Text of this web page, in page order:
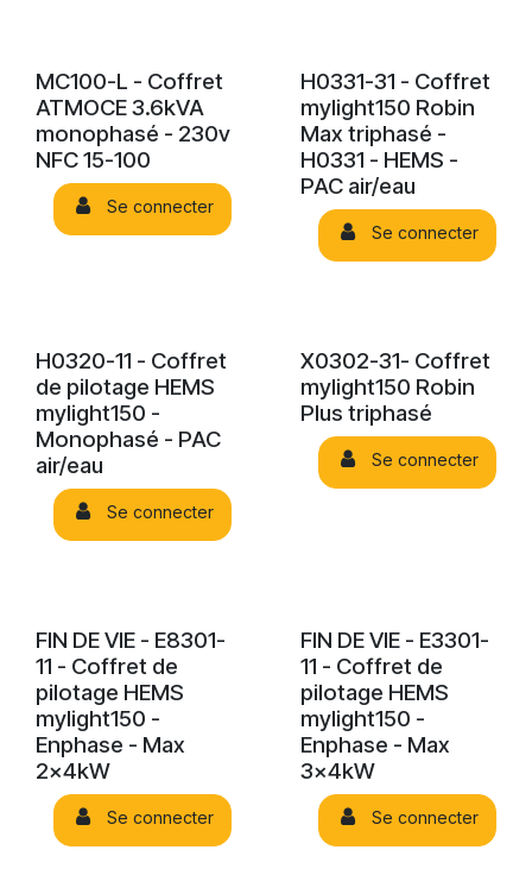
MC100-L - Coffret
ATMOCE 3.6kVA
monophasé - 230v
NFC 15-100
Se connecter
H0331-31 - Coffret
mylight150 Robin
Max triphasé -
H0331 - HEMS -
PAC air/eau
Se connecter
H0320-11 - Coffret
de pilotage HEMS
mylight150 -
Monophasé - PAC
air/eau
Se connecter
X0302-31- Coffret
mylight150 Robin
Plus triphasé
Se connecter
FIN DE VIE - E8301-
11 - Coffret de
pilotage HEMS
mylight150 -
Enphase - Max
2x4kW
Se connecter
FIN DE VIE - E3301-
11 - Coffret de
pilotage HEMS
mylight150 -
Enphase - Max
3x4kW
Se connecter